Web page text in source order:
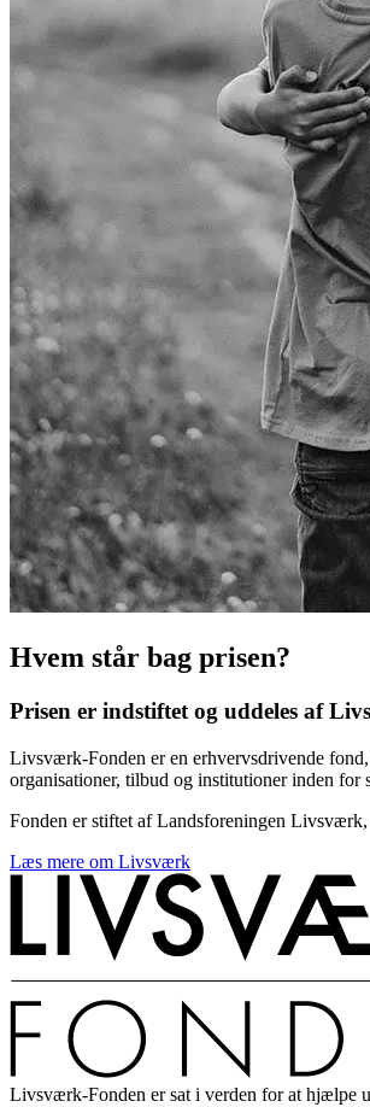
Hvem står bag prisen?
Prisen er indstiftet og uddeles af
Livsværk-Fonden er en erhvervsdrivende
organisationer, tilbud og institutioner inden for
Fonden er stiftet af Landsforeningen
Læs mere om Livsværk
Livsværk-Fonden er sat i verden for at hjælpe